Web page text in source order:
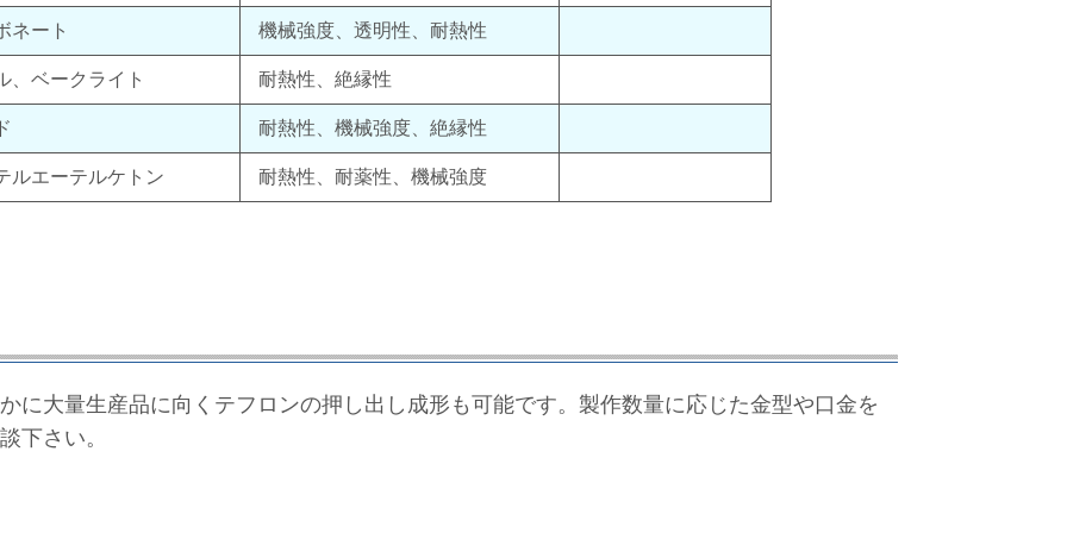
ネート 機械強度、透明性、耐熱性
、ベークライト 耐熱性、絶縁性
耐熱性、機械強度、絶縁性
ルエーテルケトン 耐熱性、耐薬性、機械強度
に大量生産品に向くテフロンの押し出し成形も可能です。製作数量に応じた金型や口金を
下さい。